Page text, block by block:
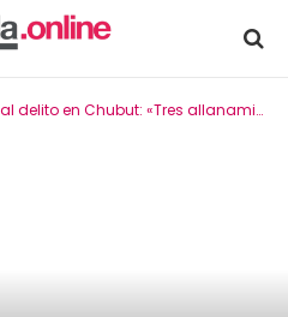
Chubut: «Tres allanamientos en Trelew: secuestraron armas, drogas y vehículos»